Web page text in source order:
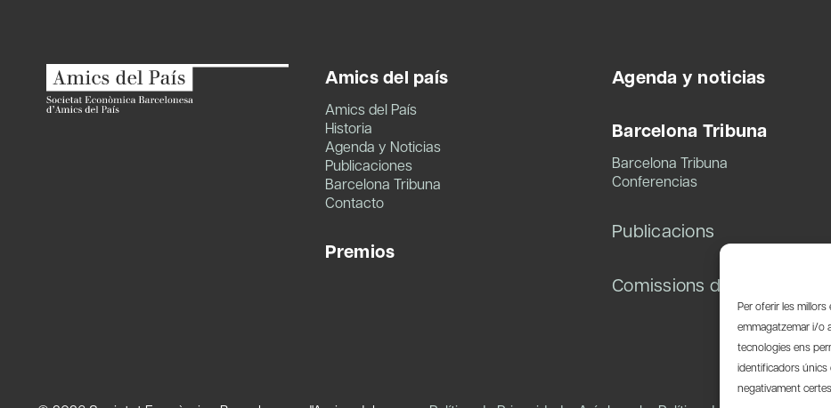
Per oferir les
emmagatzemar i/o
tecnologies ens
identificadors únics
negativament
Amics del país
Amics del País
Historia
Agenda y Noticias
Publicaciones
Barcelona Tribuna
Contacto
Premios
Agenda y noticias
Barcelona Tribuna
Barcelona Tribuna
Conferencias
Publicacions
Comissions de treball